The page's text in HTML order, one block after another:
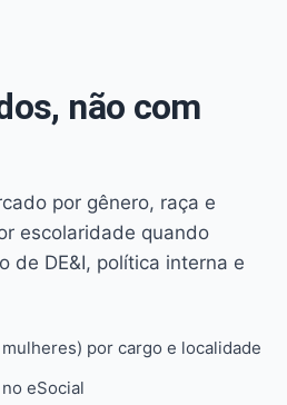
não com
por gênero, raça e
escolaridade quando
de DE&I, política interna e
por cargo e localidade
eSocial